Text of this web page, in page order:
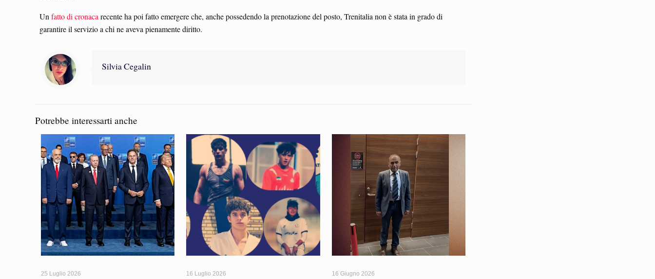
Unfatto di cronacarecente ha poi fatto emergere che, anche possedendo la prenotazione del posto, Trenitalia non è stata in grado di
garantire il servizio a chi ne aveva pienamente diritto.
Silvia Cegalin
Potrebbe interessarti anche
25 Luglio 2026 16 Luglio 2026 16 Giugno 2026